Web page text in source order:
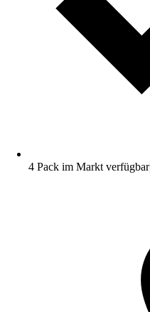
4 Pack im Markt verfügbar